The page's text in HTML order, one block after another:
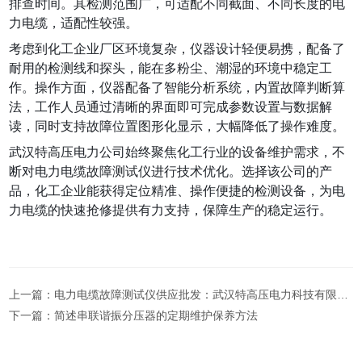
排查时间。其检测范围广，可适配不同截面、不同长度的电
力电缆，适配性较强。
考虑到化工企业厂区环境复杂，仪器设计轻便易携，配备了
耐用的检测线和探头，能在多粉尘、潮湿的环境中稳定工
作。操作方面，仪器配备了智能分析系统，内置故障判断算
法，工作人员通过清晰的界面即可完成参数设置与数据解
读，同时支持故障位置图形化显示，大幅降低了操作难度。
武汉特高压电力公司始终聚焦化工行业的设备维护需求，不
断对电力电缆故障测试仪进行技术优化。选择该公司的产
品，化工企业能获得定位精准、操作便捷的检测设备，为电
力电缆的快速抢修提供有力支持，保障生产的稳定运行。
上一篇： 电力电缆故障测试仪供应批发：武汉特高压电力科技有限公司的可靠之选
下一篇：简述串联谐振分压器的定期维护保养方法